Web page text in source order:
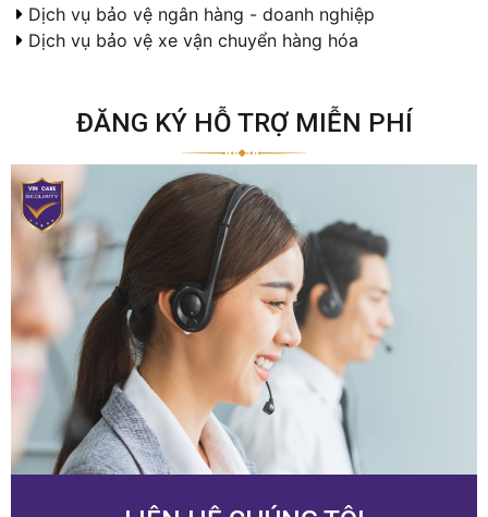
Dịch vụ bảo vệ ngân hàng - doanh nghiệp
Dịch vụ bảo vệ xe vận chuyển hàng hóa
ĐĂNG KÝ HỖ TRỢ MIỄN PHÍ